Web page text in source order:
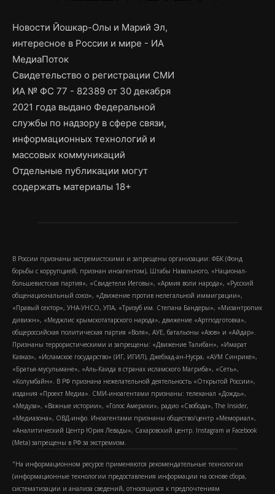
Новости Йошкар-Олы и Марий Эл,
интересное в России и мире - ИА
МедиаПоток
Свидетельство о регистрации СМИ
ИА № ФС 77 - 82389 от 30 декабря
2021 года выдано Федеральной
службы по надзору в сфере связи,
информационных технологий и
массовых коммуникаций
Отдельные публикации могут
содержать материалы 18+
В России признаны экстремистскими и запрещены организации: ФБК (Фонд
борьбы с коррупцией, признан иноагентом), Штабы Навального, «Национал-
большевистская партия», «Свидетели Иеговы», «Армия воли народа», «Русский
общенациональный союз», «Движение против нелегальной иммиграции»,
«Правый сектор», УНА-УНСО, УПА, «Тризуб им. Степана Бандеры», «Мизантропик
дивижн», «Меджлис крымскотатарского народа», движение «Артподготовка»,
общероссийская политическая партия «Воля», АУЕ, батальоны «Азов» и «Айдар».
Признаны террористическими и запрещены: «Движение Талибан», «Имарат
Кавказ», «Исламское государство» (ИГ, ИГИЛ), Джебхад-ан-Нусра, «АУМ Синрике»,
«Братья-мусульмане», «Аль-Каида в странах исламского Магриба», «Сеть»,
«Колумбайн». В РФ признана нежелательной деятельность «Открытой России»,
издания «Проект Медиа». СМИ-иноагентами признаны: телеканал «Дождь»,
«Медуза», «Важные истории», «Голос Америки», радио «Свобода», The Insider,
«Медиазона», ОВД-инфо. Иноагентами признаны общество/центр «Мемориал»,
«Аналитический Центр Юрия Левады», Сахаровский центр. Instagram и Facebook
(Metа) запрещены в РФ за экстремизм.
"На информационном ресурсе применяются рекомендательные технологии
(информационные технологии предоставления информации на основе сбора,
систематизации и анализа сведений, относящихся к предпочтениям